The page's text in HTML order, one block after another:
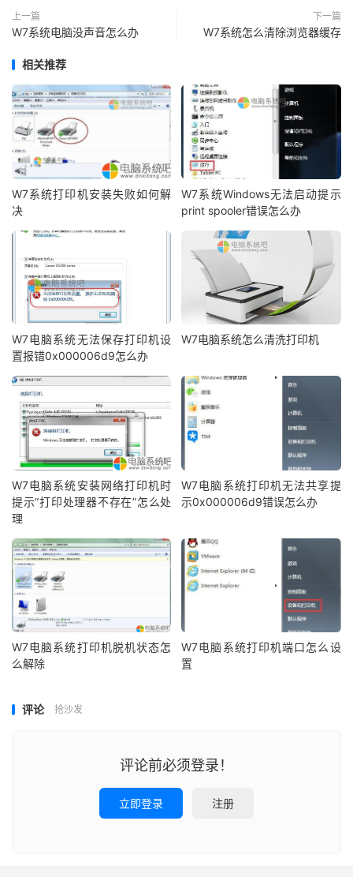
上一篇
W7系统电脑没声音怎么办
下一篇
W7系统怎么清除浏览器缓存
相关推荐
W7系统打印机安装失败如何解
决
W7系统Windows无法启动提示
print spooler错误怎么办
W7电脑系统无法保存打印机设
置报错0x000006d9怎么办
W7电脑系统怎么清洗打印机
W7电脑系统安装网络打印机时
提示“打印处理器不存在”怎么处
理
W7电脑系统打印机无法共享提
示0x000006d9错误怎么办
W7电脑系统打印机脱机状态怎
么解除
W7电脑系统打印机端口怎么设
置
评论 抢沙发
评论前必须登录！
立即登录 注册